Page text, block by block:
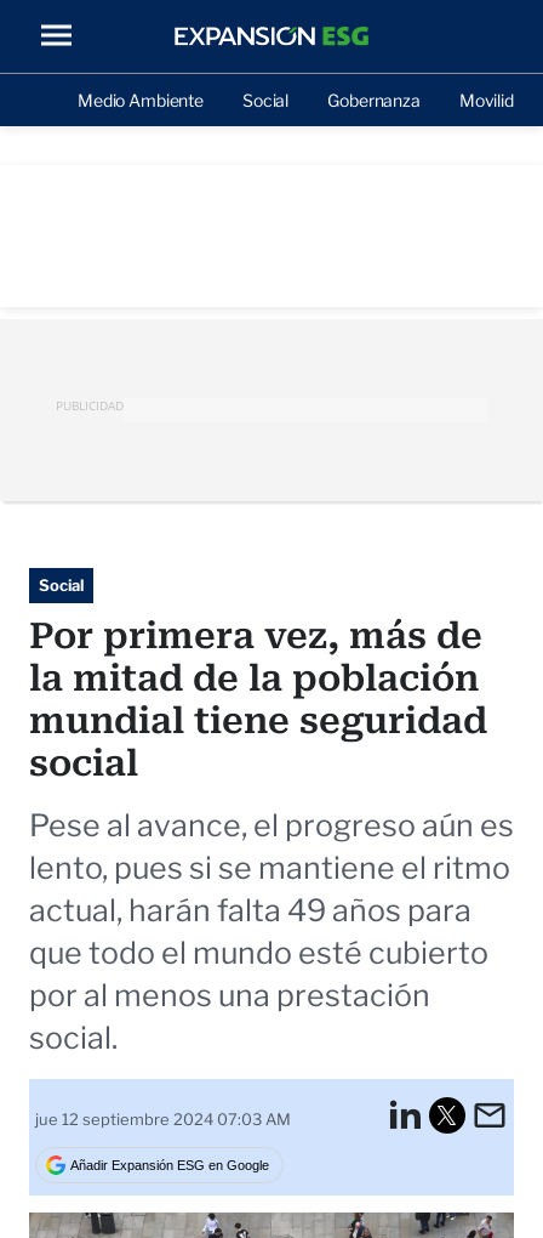
Medio Ambiente Social Gobernanza Movilidad
PUBLICIDAD
Social
Por primera vez, más de
la mitad de la población
mundial tiene seguridad
social
Pese al avance, el progreso aún es
lento, pues si se mantiene el ritmo
actual, harán falta 49 años para
que todo el mundo esté cubierto
por al menos una prestación
social.
jue 12 septiembre 2024 07:03 AM
Añadir Expansión ESG en Google